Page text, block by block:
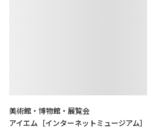
美術館・博物館・展覧会
アイエム［インターネットミュージアム］